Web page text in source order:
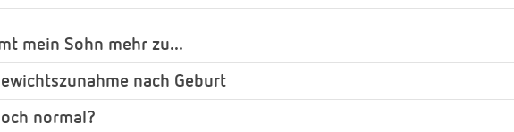
mein Sohn mehr zu...
nach Geburt
normal?